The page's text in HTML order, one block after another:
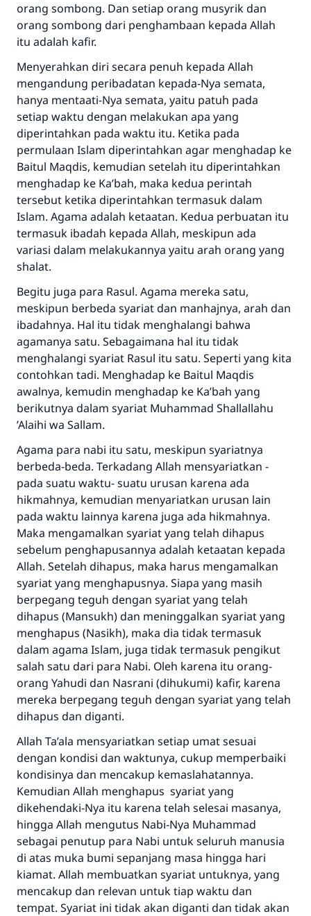
orang sombong. Dan setiap orang musyrik dan
orang sombong dari penghambaan kepada Allah
itu adalah kafir.
Menyerahkan diri secara penuh kepada Allah
mengandung peribadatan kepada-Nya semata,
hanya mentaati-Nya semata, yaitu patuh pada
setiap waktu dengan melakukan apa yang
diperintahkan pada waktu itu. Ketika pada
permulaan Islam diperintahkan agar menghadap ke
Baitul Maqdis, kemudian setelah itu diperintahkan
menghadap ke Ka’bah, maka kedua perintah
tersebut ketika diperintahkan termasuk dalam
Islam. Agama adalah ketaatan. Kedua perbuatan itu
termasuk ibadah kepada Allah, meskipun ada
variasi dalam melakukannya yaitu arah orang yang
shalat.
Begitu juga para Rasul. Agama mereka satu,
meskipun berbeda syariat dan manhajnya, arah dan
ibadahnya. Hal itu tidak menghalangi bahwa
agamanya satu. Sebagaimana hal itu tidak
menghalangi syariat Rasul itu satu. Seperti yang kita
contohkan tadi. Menghadap ke Baitul Maqdis
awalnya, kemudin menghadap ke Ka’bah yang
berikutnya dalam syariat Muhammad Shallallahu
’Alaihi wa Sallam.
Agama para nabi itu satu, meskipun syariatnya
berbeda-beda. Terkadang Allah mensyariatkan -
pada suatu waktu- suatu urusan karena ada
hikmahnya, kemudian menyariatkan urusan lain
pada waktu lainnya karena juga ada hikmahnya.
Maka mengamalkan syariat yang telah dihapus
sebelum penghapusannya adalah ketaatan kepada
Allah. Setelah dihapus, maka harus mengamalkan
syariat yang menghapusnya. Siapa yang masih
berpegang teguh dengan syariat yang telah
dihapus (Mansukh) dan meninggalkan syariat yang
menghapus (Nasikh), maka dia tidak termasuk
dalam agama Islam, juga tidak termasuk pengikut
salah satu dari para Nabi. Oleh karena itu orang-
orang Yahudi dan Nasrani (dihukumi) kafir, karena
mereka berpegang teguh dengan syariat yang telah
dihapus dan diganti.
Allah Ta’ala mensyariatkan setiap umat sesuai
dengan kondisi dan waktunya, cukup memperbaiki
kondisinya dan mencakup kemaslahatannya.
Kemudian Allah menghapus syariat yang
dikehendaki-Nya itu karena telah selesai masanya,
hingga Allah mengutus Nabi-Nya Muhammad
sebagai penutup para Nabi untuk seluruh manusia
di atas muka bumi sepanjang masa hingga hari
kiamat. Allah membuatkan syariat untuknya, yang
mencakup dan relevan untuk tiap waktu dan
tempat. Syariat ini tidak akan diganti dan tidak akan